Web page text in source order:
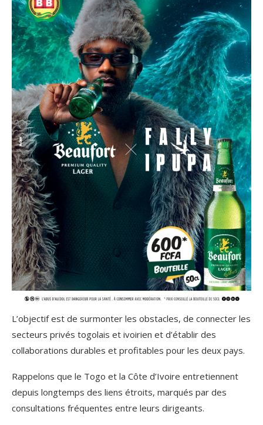
L’objectif est de surmonter les obstacles, de connecter les
secteurs privés togolais et ivoirien et d’établir des
collaborations durables et profitables pour les deux pays.
Rappelons que le Togo et la Côte d’Ivoire entretiennent
depuis longtemps des liens étroits, marqués par des
consultations fréquentes entre leurs dirigeants.